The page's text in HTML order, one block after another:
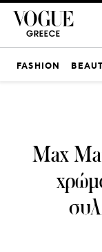
FASHION
Μax